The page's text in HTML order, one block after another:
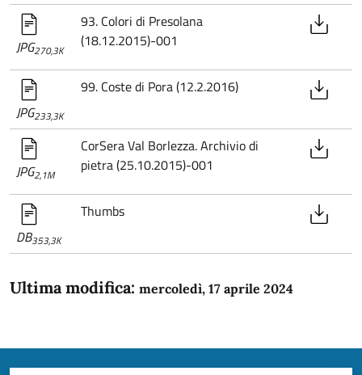
JPG270,3K
93. Colori di Presolana
(18.12.2015)-001
JPG233,3K
99. Coste di Pora (12.2.2016)
JPG2,1M
CorSera Val Borlezza. Archivio di
pietra (25.10.2015)-001
DB353,3K
Thumbs
Ultima modifica: mercoledì, 17 aprile 2024